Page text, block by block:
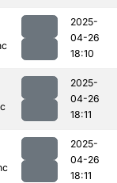
2025-
04-26
18:10
2025-
04-26
18:11
2025-
04-26
18:11